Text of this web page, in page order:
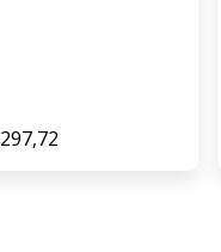
297,72